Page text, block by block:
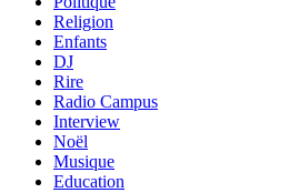
Religion
Enfants
DJ
Rire
Radio Campus
Interview
Noël
Musique
Education